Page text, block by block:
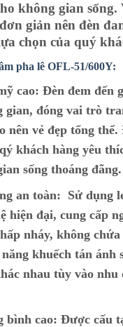
không gian sống.
giản nên đèn
chọn của quý
pha lê OFL-51/600Y:
cao: Đèn đem đến
gian, đóng vai trò
nên vẻ đẹp tổng
khách hàng yêu
sống thoáng đãng.
an toàn: Sử dụng
hiện đại, cung cấp
nháy, không
khuếch tán ánh
nhau tùy vào nhu
bình cao: Được cấu